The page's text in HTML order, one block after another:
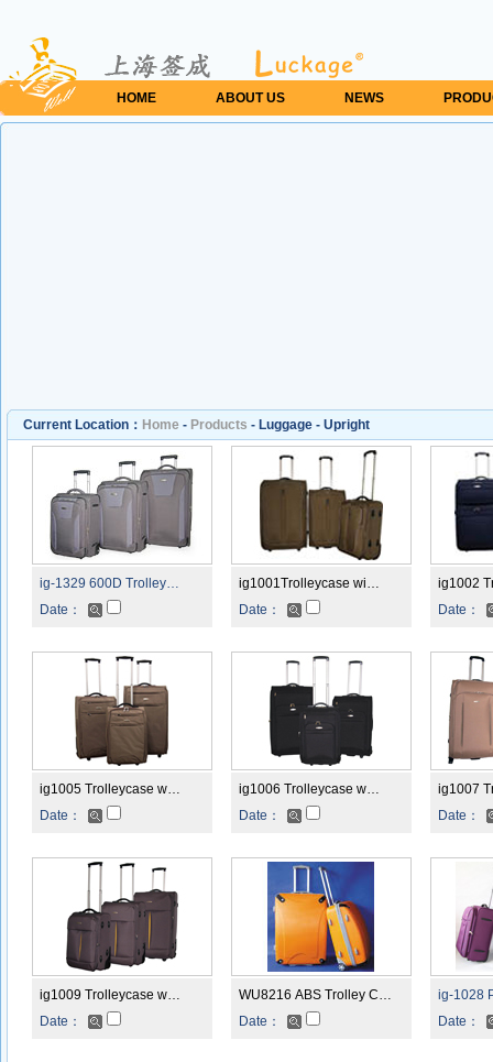
HOME ABOUT US NEWS
Current Location： Home - Products - Luggage - Upright
ig-1329 600D Trolley…
Date：
ig1001Trolleycase wi…
Date：
ig1002
Date：
ig1005 Trolleycase w…
Date：
ig1006 Trolleycase w…
Date：
ig1007
Date：
ig1009 Trolleycase w…
Date：
WU8216 ABS Trolley C…
Date：
ig-1028
Date：